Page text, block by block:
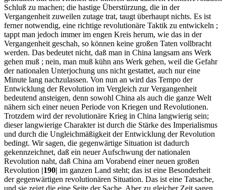
Schluß zu machen; die hastige Überstürzung, die in der
Vergangenheit zuweilen zutage trat, taugt überhaupt nichts. Es ist
ferner notwendig, eine richtige revolutionäre Taktik zu entwickeln ;
tappt man jedoch immer im engen Kreis herum, wie das in der
Vergangenheit geschah, so können keine großen Taten vollbracht
werden. Das bedeutet nicht, daß man in China langsam ans Werk
gehen muß ; nein, man muß kühn ans Werk gehen, weil die Gefahr
der nationalen Unterjochung uns nicht gestattet, auch nur eine
Minute lang nachzulassen. Von nun an wird das Tempo der
Entwicklung der Revolution im Vergleich zur Vergangenheit
bedeutend ansteigen, denn sowohl China als auch die ganze Welt
nähern sich einer neuen Periode von Kriegen und Revolutionen.
Trotzdem wird der revolutionäre Krieg in China langwierig sein;
dieser langwierige Charakter ist durch die Stärke des Imperialismus
und durch die Ungleichmäßigkeit der Entwicklung der Revolution
bedingt. Wir sagen, die gegenwärtige Situation ist dadurch
gekennzeichnet, daß ein neuer Aufschwung der nationalen
Revolution naht, daß China am Vorabend einer neuen großen
Revolution |190| im ganzen Land steht; das ist eine Besonderheit
der gegenwärtigen revolutionären Situation. Das ist eine Tatsache,